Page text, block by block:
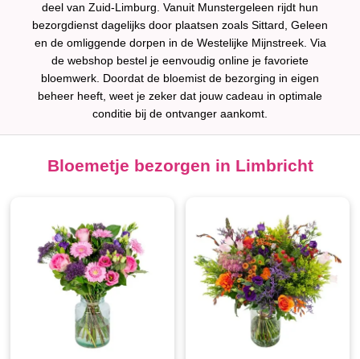
deel van Zuid-Limburg. Vanuit Munstergeleen rijdt hun
bezorgdienst dagelijks door plaatsen zoals Sittard, Geleen
en de omliggende dorpen in de Westelijke Mijnstreek. Via
de webshop bestel je eenvoudig online je favoriete
bloemwerk. Doordat de bloemist de bezorging in eigen
beheer heeft, weet je zeker dat jouw cadeau in optimale
conditie bij de ontvanger aankomt.
Bloemetje bezorgen in Limbricht